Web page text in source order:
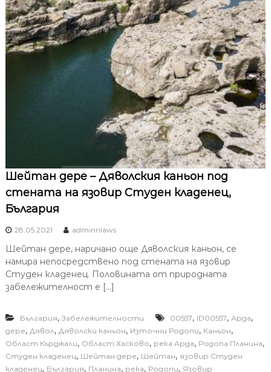
Шейтан дере – Дяволския каньон под
стената на язовир Студен кладенец,
България
28.05.2021 adminrilaws
Шейтан дере, наричано още Дяволския каньон, се
намира непосредствено под стената на язовир
Студен кладенец. Половината от природната
забележителност е […]
България, Забележителности 00557, ID00557, Арда,
дере, Дявол, Дяволски каньон, Източни Родопи, Каньон,
Област Кърджали, Област Хасково, река Арда, Родопа Планина,
Студен кладенец, Шейтан дере, Шейтан, язовир Студен
кладенец, България, Планина, река, Родопи, Язовир